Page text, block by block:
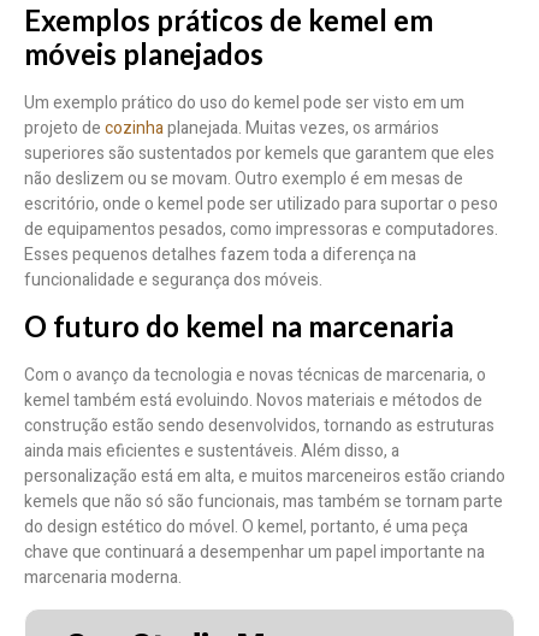
Exemplos práticos de kemel em
móveis planejados
Um exemplo prático do uso do kemel pode ser visto em um
projeto decozinhaplanejada. Muitas vezes, os armários
superiores são sustentados por kemels que garantem que eles
não deslizem ou se movam. Outro exemplo é em mesas de
escritório, onde o kemel pode ser utilizado para suportar o peso
de equipamentos pesados, como impressoras e computadores.
Esses pequenos detalhes fazem toda a diferença na
funcionalidade e segurança dos móveis.
O futuro do kemel na marcenaria
Com o avanço da tecnologia e novas técnicas de marcenaria, o
kemel também está evoluindo. Novos materiais e métodos de
construção estão sendo desenvolvidos, tornando as estruturas
ainda mais eficientes e sustentáveis. Além disso, a
personalização está em alta, e muitos marceneiros estão criando
kemels que não só são funcionais, mas também se tornam parte
do design estético do móvel. O kemel, portanto, é uma peça
chave que continuará a desempenhar um papel importante na
marcenaria moderna.